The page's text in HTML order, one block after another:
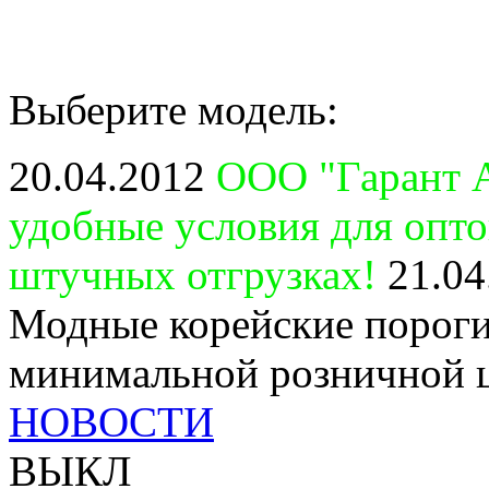
Выберите модель:
20.04.2012 ООО "Гарант
удобные условия для
штучных отгрузках!
Модные корейские
минимальной розничной
НОВОСТИ
ВЫКЛ